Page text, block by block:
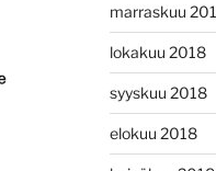
marraskuu
lokakuu 2018
syyskuu 2018
elokuu 2018